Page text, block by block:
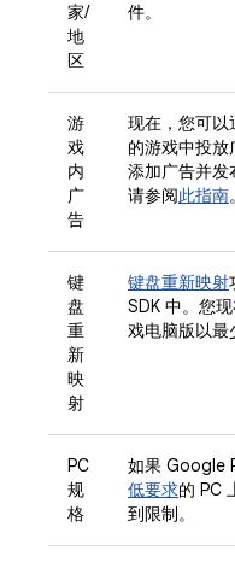
家/
地
区
件。
游
戏
内
广
告
现在，您可
的游戏中投
添加广告并发
请参阅此指南。
键
盘
重
新
映
射
键盘重新映射
SDK 中。您
戏电脑版以最
PC
规
格
如果 Google
低要求的 PC
到限制。